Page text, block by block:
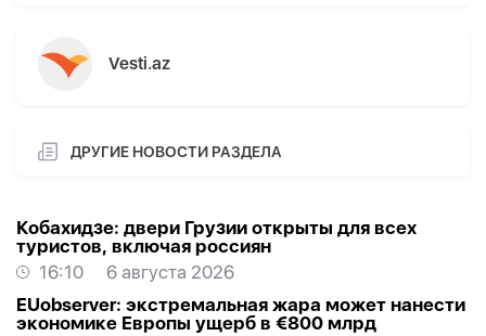
Vesti.az
ДРУГИЕ НОВОСТИ РАЗДЕЛА
Кобахидзе: двери Грузии открыты для всех
туристов, включая россиян
16:10
6 августа 2026
EUobserver: экстремальная жара может нанести
экономике Европы ущерб в €800 млрд